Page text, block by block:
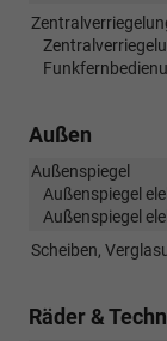
Außen
Außenspiegel
Außenspiegel
Außenspiegel
Scheiben,
Räder &